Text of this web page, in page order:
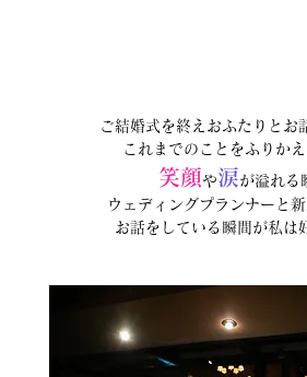
ご結婚式を終えおふたりとお
これまでのことをふりかえ
笑顔や涙が溢れる
ウェディングプランナーと
お話をしている瞬間が私は